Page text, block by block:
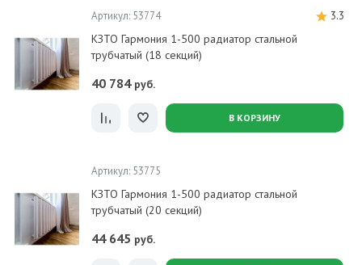
Артикул: 53774 3.3
КЗТО Гармония 1-500 радиатор стальной
трубчатый (18 секций)
40 784 руб.
В КОРЗИНУ
Артикул: 53775
КЗТО Гармония 1-500 радиатор стальной
трубчатый (20 секций)
44 645 руб.